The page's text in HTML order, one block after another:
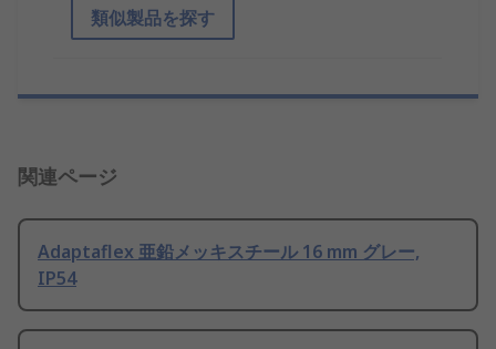
類似製品を探す
関連ページ
Adaptaflex 亜鉛メッキスチール 16 mm グレー,
IP54